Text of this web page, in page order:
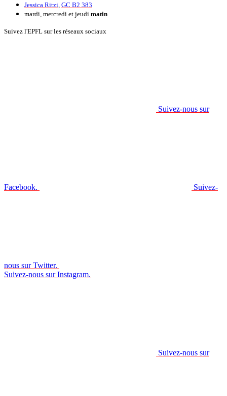
Jessica Ritzi GC B2 383
mardi, mercredi et jeudi matin
Suivez l'EPFL sur les réseaux sociaux
Suivez-nous sur
Facebook. Suivez-
nous sur Twitter.
Suivez-nous sur Instagram.
Suivez-nous sur